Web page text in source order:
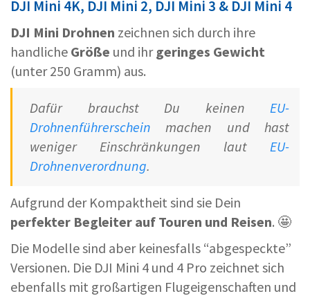
DJI Mini 4K, DJI Mini 2, DJI Mini 3 & DJI Mini 4
DJI Mini Drohnen zeichnen sich durch ihre
handliche Größe und ihr geringes Gewicht
(unter 250 Gramm) aus.
Dafür brauchst Du keinen EU-
Drohnenführerschein machen und hast
weniger Einschränkungen laut EU-
Drohnenverordnung.
Aufgrund der Kompaktheit sind sie Dein
perfekter Begleiter auf Touren und Reisen. 🤩
Die Modelle sind aber keinesfalls “abgespeckte”
Versionen. Die DJI Mini 4 und 4 Pro zeichnet sich
ebenfalls mit großartigen Flugeigenschaften und